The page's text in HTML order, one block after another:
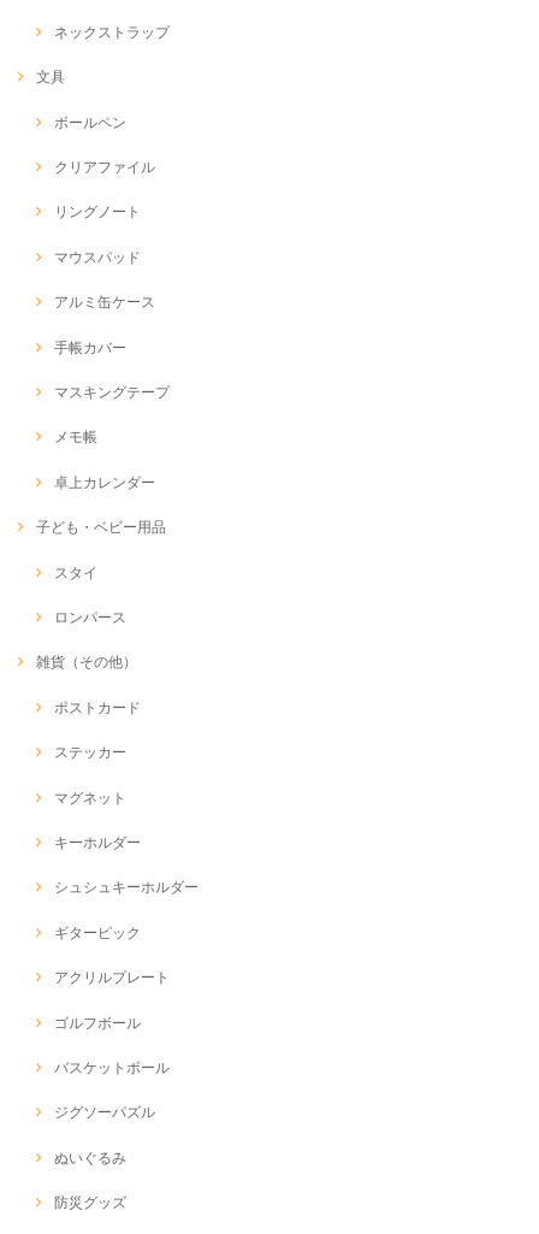
ネックストラップ
文具
ボールペン
クリアファイル
リングノート
マウスパッド
アルミ缶ケース
手帳カバー
マスキングテープ
メモ帳
卓上カレンダー
子ども・ベビー用品
スタイ
ロンパース
雑貨（その他）
ポストカード
ステッカー
マグネット
キーホルダー
シュシュキーホルダー
ギターピック
アクリルプレート
ゴルフボール
バスケットボール
ジグソーパズル
ぬいぐるみ
防災グッズ